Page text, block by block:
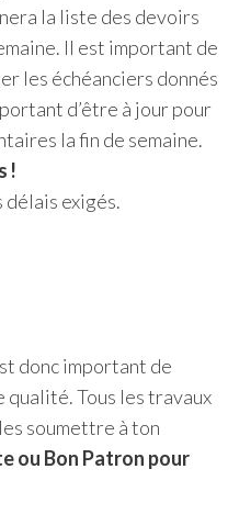
la liste des devoirs
Il est important de
les échéanciers donnés
d’être à jour pour
la fin de semaine.
!
délais exigés.
donc important de
Tous les travaux
soumettre à ton
ou Bon Patron pour